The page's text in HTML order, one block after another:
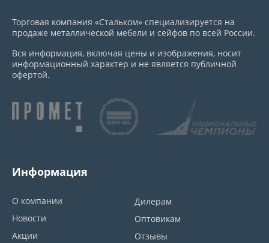
Торговая компания «Стальком» специализируется на
продаже металлической мебели и сейфов по всей России.
Вся информация, включая цены и изображения, носит
информационный характер и не является публичной
офертой.
Информация
О компании
Новости
Акции
Дилерам
Оптовикам
Отзывы